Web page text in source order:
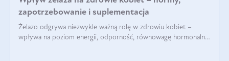
zapotrzebowanie i suplementacja
Żelazo odgrywa niezwykle ważną rolę w zdrowiu kobiet –
wpływa na poziom energii, odporność, równowagę hormonalną